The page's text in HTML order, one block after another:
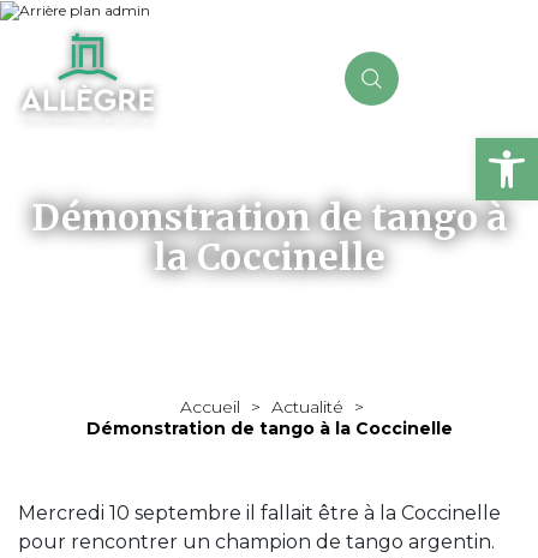
Démonstration de tango à
la Coccinelle
Accueil > Actualité
>
Démonstration de tango à la Coccinelle
Mercredi 10 septembre il fallait être à la Coccinelle
pour rencontrer un champion de tango argentin.